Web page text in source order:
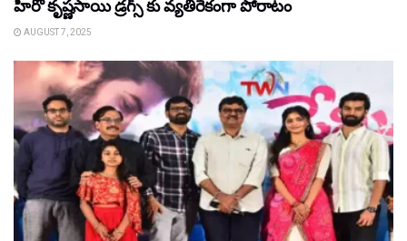
హీరో కృష్ణసాయి డ్రగ్స్ కు వ్యతిరేకంగా పోరాటం
AUGUST 7, 2025